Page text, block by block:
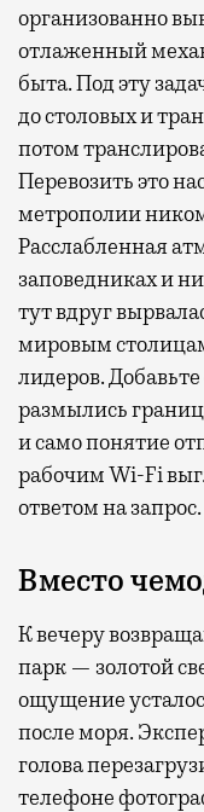
организованно
отлаженный
быта. Под эту
до столовых и
потом
Перевозить это
метрополии
Расслабленная
заповедниках и
тут вдруг
мировым
лидеров.
размылись
и само понятие
рабочим Wi-Fi
ответом на запрос.
Вместо
К вечеру
парк — золотой
ощущение
после моря.
голова
телефоне